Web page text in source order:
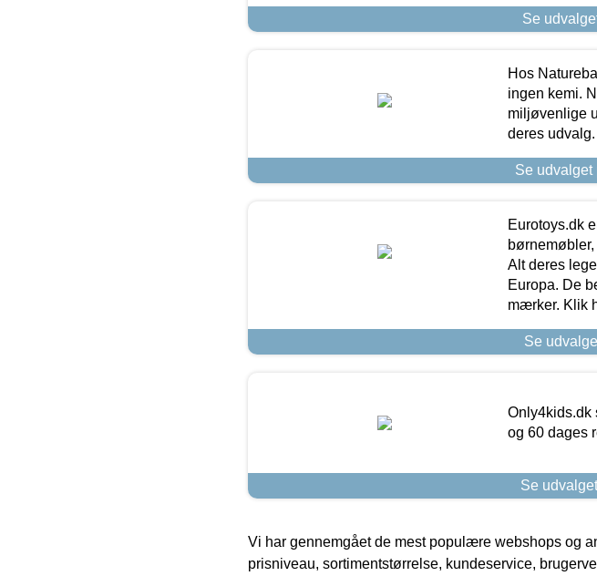
Se
Hos
ingen kemi.
miljøvenlige
deres udvalg.
Se udvalget
Eurotoys.dk
Alt deres
Europa. De
mærker. Klik
Se
Only4kids.dk
og 60 dages
Se
Vi har gennemgået de mest populære webshops og
prisniveau, sortimentstørrelse, kundeservice,